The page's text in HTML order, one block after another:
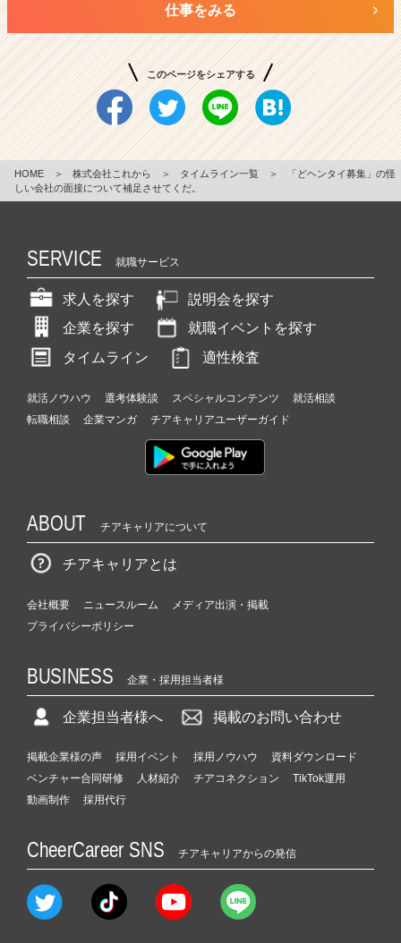
仕事をみる
このページをシェアする
HOME ＞ 株式会社これから ＞ タイムライン一覧 ＞
「どヘンタイ募集」の怪
しい会社の面接について補足させてくだ。
SERVICE 就職サービス
求人を探す
説明会を探す
企業を探す
就職イベントを探す
タイムライン
適性検査
就活ノウハウ 選考体験談 スペシャルコンテンツ
就活相談
転職相談
企業マンガ チアキャリアユーザーガイド
ABOUT チアキャリアについて
チアキャリアとは
会社概要 ニュースルーム
メディア出演・掲載
プライバシーポリシー
BUSINESS 企業・採用担当者様
企業担当者様へ 掲載のお問い合わせ
掲載企業様の声 採用イベント 採用ノウハウ
資料ダウンロード
ベンチャー合同研修
人材紹介 チアコネクション
TikTok運用
動画制作
採用代行
CheerCareer SNS チアキャリアからの発信